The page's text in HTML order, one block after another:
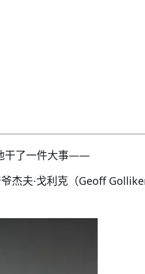
干了一件大事——
杰夫·戈利克（Geoff